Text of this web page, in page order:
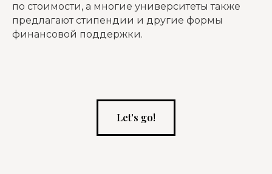
по стоимости, а многие университеты также
предлагают стипендии и другие формы
финансовой поддержки.
Let's go!